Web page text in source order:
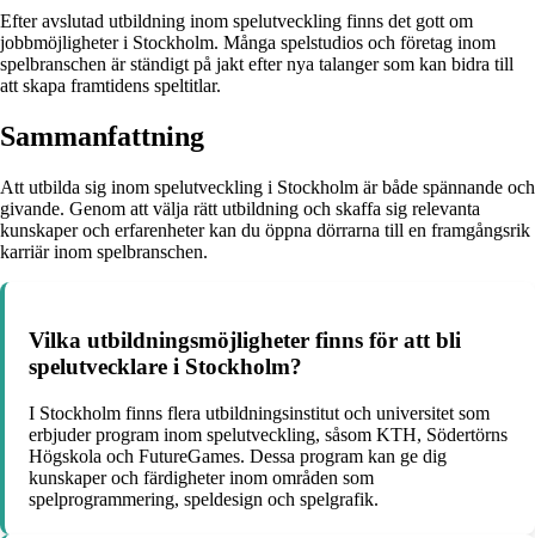
Efter avslutad utbildning inom spelutveckling finns det gott om
jobbmöjligheter i Stockholm. Många spelstudios och företag inom
spelbranschen är ständigt på jakt efter nya talanger som kan bidra till
att skapa framtidens speltitlar.
Sammanfattning
Att utbilda sig inom spelutveckling i Stockholm är både spännande och
givande. Genom att välja rätt utbildning och skaffa sig relevanta
kunskaper och erfarenheter kan du öppna dörrarna till en framgångsrik
karriär inom spelbranschen.
Vilka utbildningsmöjligheter finns för att bli
spelutvecklare i Stockholm?
I Stockholm finns flera utbildningsinstitut och universitet som
erbjuder program inom spelutveckling, såsom KTH, Södertörns
Högskola och FutureGames. Dessa program kan ge dig
kunskaper och färdigheter inom områden som
spelprogrammering, speldesign och spelgrafik.